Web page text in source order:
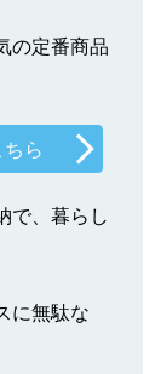
の定番商品
ら
で、暮らし
に無駄な